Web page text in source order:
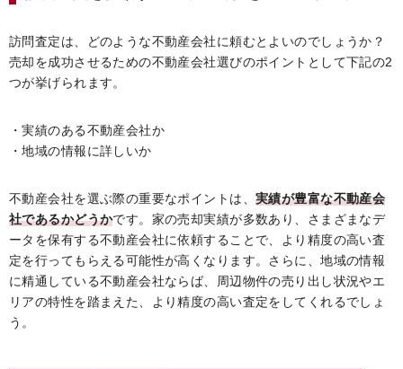
訪問査定は、どのような不動産会社に頼むとよいのでしょうか？
売却を成功させるための不動産会社選びのポイントとして下記の2
つが挙げられます。
・実績のある不動産会社か
・地域の情報に詳しいか
不動産会社を選ぶ際の重要なポイントは、 実績が豊富な不動産会
社であるかどうかです。家の売却実績が多数あり、さまざまなデ
ータを保有する不動産会社に依頼することで、より精度の高い査
定を行ってもらえる可能性が高くなります。さらに、地域の情報
に精通している不動産会社ならば、周辺物件の売り出し状況やエ
リアの特性を踏まえた、より精度の高い査定をしてくれるでしょ
う。